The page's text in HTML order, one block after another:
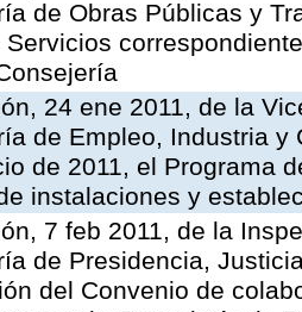
de Obras Públicas y
Servicios
24 ene 2011, de la
de Empleo, Industria
de 2011, el Programa
instalaciones y
7 feb 2011, de la
de Presidencia,
del Convenio de